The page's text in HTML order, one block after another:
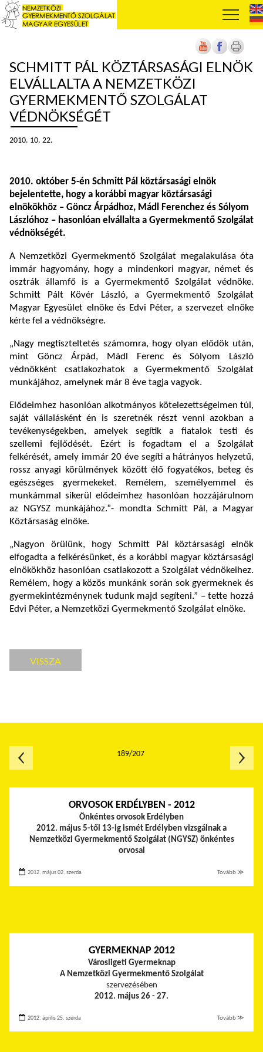
SCHMITT PÁL KÖZTÁRSASÁGI ELNÖK
ELVÁLLALTA A NEMZETKÖZI
GYERMEKMENTŐ SZOLGÁLAT
VÉDNÖKSÉGÉT
2010. 10. 22.
2010. október 5-én Schmitt Pál köztársasági elnök
bejelentette, hogy a korábbi magyar köztársasági
elnökökhöz – Göncz Árpádhoz, Mádl Ferenchez és Sólyom
Lászlóhoz – hasonlóan elvállalta a Gyermekmentő Szolgálat
védnökségét.
A Nemzetközi Gyermekmentő Szolgálat megalakulása óta
immár hagyomány, hogy a mindenkori magyar, német és
osztrák államfő is a Gyermekmentő Szolgálat védnöke.
Schmitt Pált Kövér László, a Gyermekmentő Szolgálat
Magyar Egyesület elnöke és Edvi Péter, a szervezet elnöke
kérte fel a védnökségre.
„Nagy megtiszteltetés számomra, hogy olyan elődök után,
mint Göncz Árpád, Mádl Ferenc és Sólyom László
védnökként csatlakozhatok a Gyermekmentő Szolgálat
munkájához, amelynek már 8 éve tagja vagyok.
Elődeimhez hasonlóan alkotmányos kötelezettségeimen túl,
saját vállalásként én is szeretnék részt venni azokban a
tevékenységekben, amelyek segítik a fiatalok testi és
szellemi fejlődését. Ezért is fogadtam el a Szolgálat
felkérését, amely immár 20 éve segíti a hátrányos helyzetű,
rossz anyagi körülmények között élő fogyatékos, beteg és
egészséges gyermekeket. Remélem, személyemmel és
munkámmal sikerül elődeimhez hasonlóan hozzájárulnom
az NGYSZ munkájához.”- mondta Schmitt Pál, a Magyar
Köztársaság elnöke.
„Nagyon örülünk, hogy Schmitt Pál köztársasági elnök
elfogadta a felkérésünket, és a korábbi magyar köztársasági
elnökökhöz hasonlóan csatlakozott a Szolgálat védnökeihez.
Remélem, hogy a közös munkánk során sok gyermeknek és
gyermekintézménynek tudunk majd segíteni.” – tette hozzá
Edvi Péter, a Nemzetközi Gyermekmentő Szolgálat elnöke.
VISSZA
ORVOSOK ERDÉLYBEN - 2012
Önkéntes orvosok Erdélyben
2012. május 5-től 13-ig ismét Erdélyben vizsgálnak a
Nemzetközi Gyermekmentő Szolgálat (NGYSZ) önkéntes
orvosai
2012. május 02. szerda Tovább ≫
GYERMEKNAP 2012
Városligeti Gyermeknap
A Nemzetközi Gyermekmentő Szolgálat
szervezésében
2012. május 26 - 27.
2012. április 25. szerda Tovább ≫
189/207